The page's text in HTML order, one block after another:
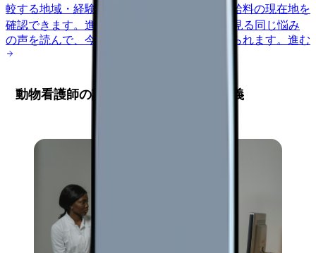
較する地域・経験年数・施設形態から、今の給料の現在地を
確認できます。 進む 匿名掲示板で本音を見る 同じ悩み
の声を読んで、今の職場だけの問題か確かめられます。 進む
動物看護師の診療補助における法的定義